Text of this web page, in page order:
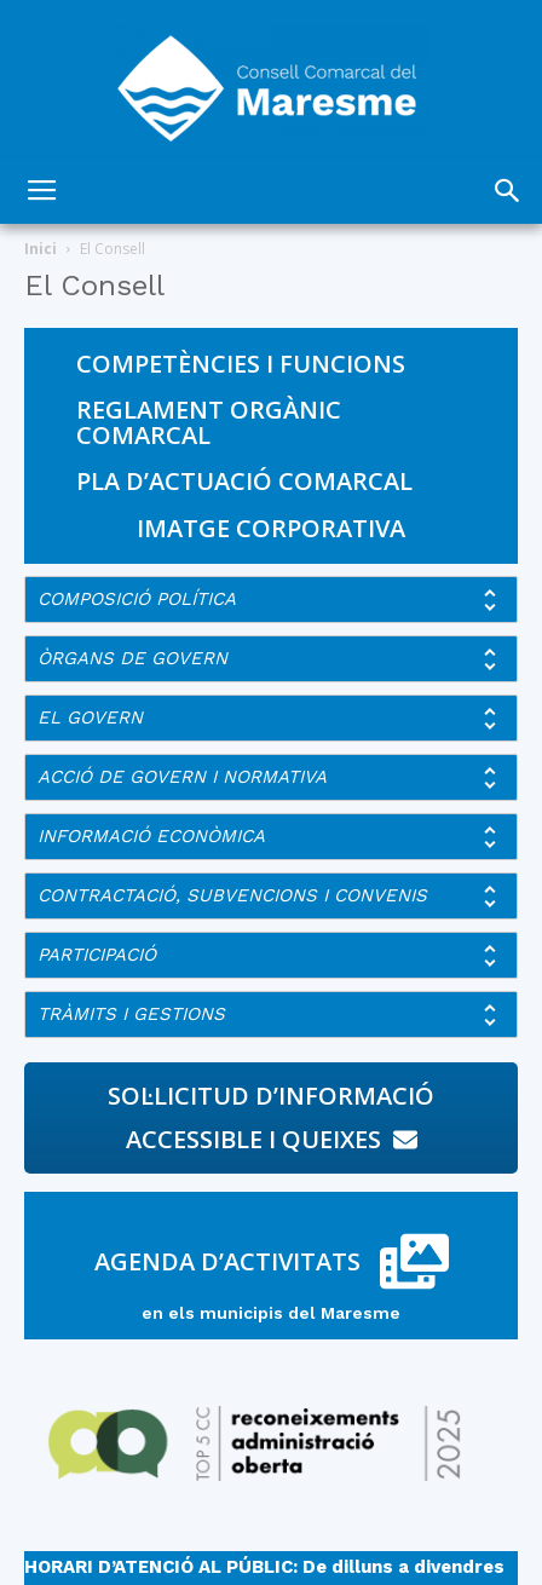
Maresme
Inici El Consell
El Consell
COMPETÈNCIES I FUNCIONS
REGLAMENT ORGÀNIC
COMARCAL
PLA D’ACTUACIÓ COMARCAL
IMATGE CORPORATIVA
COMPOSICIÓ POLÍTICA
ÒRGANS DE GOVERN
EL GOVERN
ACCIÓ DE GOVERN I NORMATIVA
INFORMACIÓ ECONÒMICA
CONTRACTACIÓ, SUBVENCIONS I CONVENIS
PARTICIPACIÓ
TRÀMITS I GESTIONS
SOL·LICITUD D’INFORMACIÓ
ACCESSIBLE I QUEIXES
AGENDA D’ACTIVITATS
en els municipis del Maresme
HORARI D’ATENCIÓ AL PÚBLIC: De dilluns a divendres